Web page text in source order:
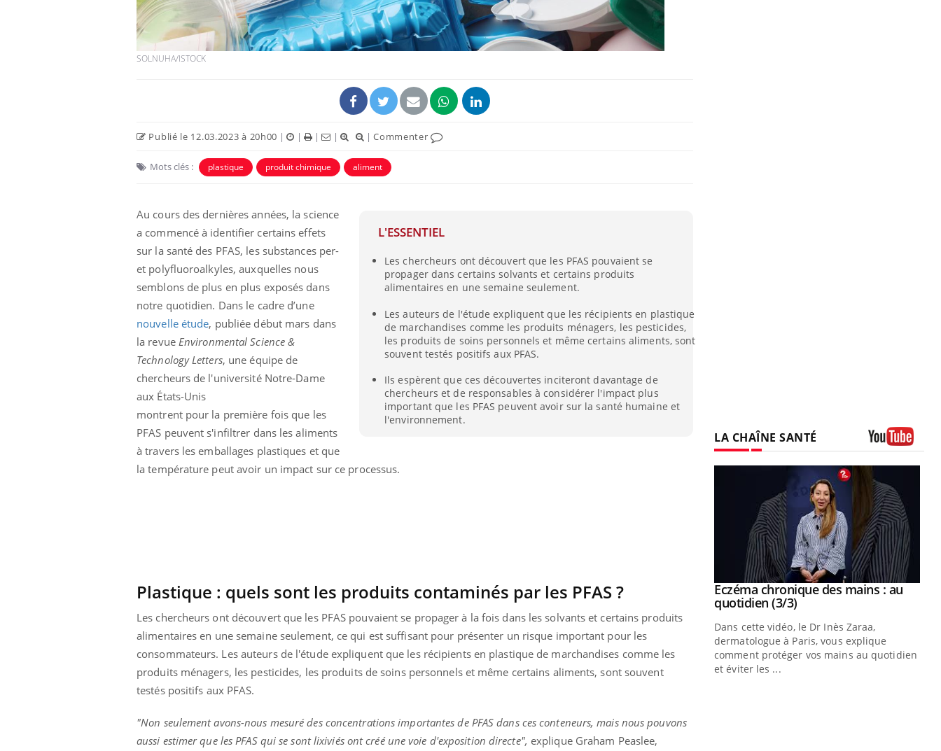
SOLNUHA/ISTOCK
Publié le 12.03.2023 à 20h00 | | | | |Commenter
Mots clés : plastique produit chimique aliment
L'ESSENTIEL
Les chercheurs ont découvert que les PFAS pouvaient se
propager dans certains solvants et certains produits
alimentaires en une semaine seulement.
Les auteurs de l'étude expliquent que les récipients en plastique
de marchandises comme les produits ménagers, les pesticides,
les produits de soins personnels et même certains aliments, sont
souvent testés positifs aux PFAS.
Ils espèrent que ces découvertes inciteront davantage de
chercheurs et de responsables à considérer l'impact plus
important que les PFAS peuvent avoir sur la santé humaine et
l'environnement.
Au cours des dernières années, la science
a commencé à identifier certains effets
sur la santé des PFAS, les substances per-
et polyfluoroalkyles, auxquelles nous
semblons de plus en plus exposés dans
notre quotidien. Dans le cadre d’une
nouvelle étude, publiée début mars dans
la revue Environmental Science &
Technology Letters, une équipe de
chercheurs de l'université Notre-Dame
aux États-Unis
montrent pour la première fois que les
PFAS peuvent s'infiltrer dans les aliments
à travers les emballages plastiques et que
la température peut avoir un impact sur ce processus.
Plastique : quels sont les produits contaminés par les PFAS ?
Les chercheurs ont découvert que les PFAS pouvaient se propager à la fois dans les solvants et certains produits
alimentaires en une semaine seulement, ce qui est suffisant pour présenter un risque important pour les
consommateurs. Les auteurs de l'étude expliquent que les récipients en plastique de marchandises comme les
produits ménagers, les pesticides, les produits de soins personnels et même certains aliments, sont souvent
testés positifs aux PFAS.
"Non seulement avons-nous mesuré des concentrations importantes de PFAS dans ces conteneurs, mais nous pouvons
aussi estimer que les PFAS qui se sont lixiviés ont créé une voie d'exposition directe", explique Graham Peaslee,
LA CHAÎNE SANTÉ
Un « jumeau numérique » pour
faciliter l’accès à la médecine
préventiveYoutube
Un établissement lié à un groupe
mutualiste innove en matière de bilan de
santé : l'utilisation d'un « jumeau
numérique » permet ...
Youtube
COUP DE FOOD sur le diabèteYoutube
Coup de food sur le diabète, c'est votre
nouveau rendez-vous culinaire qui
bouscule les idées reçues ! Dans cet
épisode, une ...
Youtube
Quand l’entreprise mise sur le bien
être globalYoutube
"Les rendez-vous de la santé et de la
qualité de vie au travail" de Pourquoi
Docteur reçoivent Régis Blugeon, DRH et
directeur ...
Youtube
Eczéma chronique des mains : au
quotidien (3/3)Youtube
Dans cette vidéo, le Dr Inès Zaraa,
dermatologue à Paris, vous explique
comment protéger vos mains au quotidien
et éviter les ...